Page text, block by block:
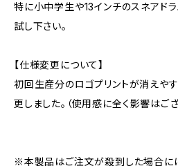
特に小中学生や13インチのスネアド
試し下さい。
【仕様変更について】
初回生産分のロゴプリントが消えや
更しました。（使用感に全く影響はござ
※本製品はご注文が殺到した場合に